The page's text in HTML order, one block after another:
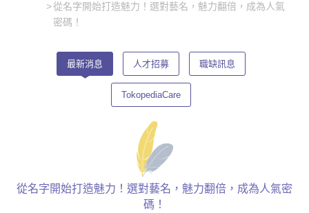
從名字開始打造魅力！選對藝名，魅力翻倍，成為人氣
密碼！
最新消息 人才招募 職缺訊息
TokopediaCare
從名字開始打造魅力！選對藝名，魅力翻倍，成為人氣密
碼！